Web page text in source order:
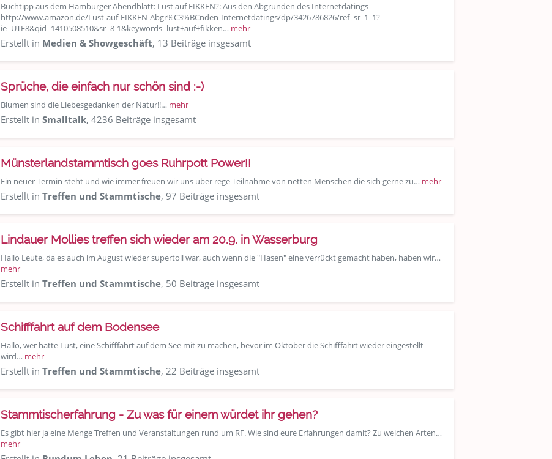
Buchtipp aus dem Hamburger Abendblatt: Lust auf FIKKEN?: Aus den Abgründen des Internetdatings
http://www.amazon.de/Lust-auf-FIKKEN-Abgr%C3%BCnden-Internetdatings/dp/3426786826/ref=sr_1_1?
ie=UTF8&qid=1410508510&sr=8-1&keywords=lust+auf+fikken… mehr
Erstellt in Medien & Showgeschäft, 13 Beiträge insgesamt
Sprüche, die einfach nur schön sind :-)
Blumen sind die Liebesgedanken der Natur!!… mehr
Erstellt in Smalltalk, 4236 Beiträge insgesamt
Münsterlandstammtisch goes Ruhrpott Power!!
Ein neuer Termin steht und wie immer freuen wir uns über rege Teilnahme von netten Menschen die sich gerne zu… mehr
Erstellt in Treffen und Stammtische, 97 Beiträge insgesamt
Lindauer Mollies treffen sich wieder am 20.9. in Wasserburg
Hallo Leute, da es auch im August wieder supertoll war, auch wenn die "Hasen" eine verrückt gemacht haben, haben wir…
mehr
Erstellt in Treffen und Stammtische, 50 Beiträge insgesamt
Schifffahrt auf dem Bodensee
Hallo, wer hätte Lust, eine Schifffahrt auf dem See mit zu machen, bevor im Oktober die Schifffahrt wieder eingestellt
wird… mehr
Erstellt in Treffen und Stammtische, 22 Beiträge insgesamt
Stammtischerfahrung - Zu was für einem würdet ihr gehen?
Es gibt hier ja eine Menge Treffen und Veranstaltungen rund um RF. Wie sind eure Erfahrungen damit? Zu welchen Arten…
mehr